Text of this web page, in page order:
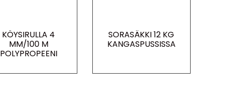
KÖYSIRULLA 4
MM/100 M
POLYPROPEENI
SORASÄKKI 12 KG
KANGASPUSSISSA